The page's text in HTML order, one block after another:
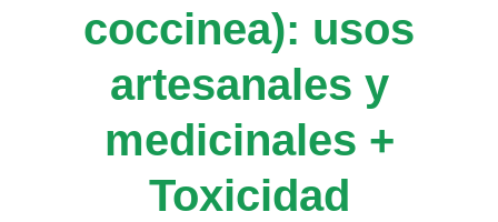
coccinea): usos
artesanales y
medicinales +
Toxicidad